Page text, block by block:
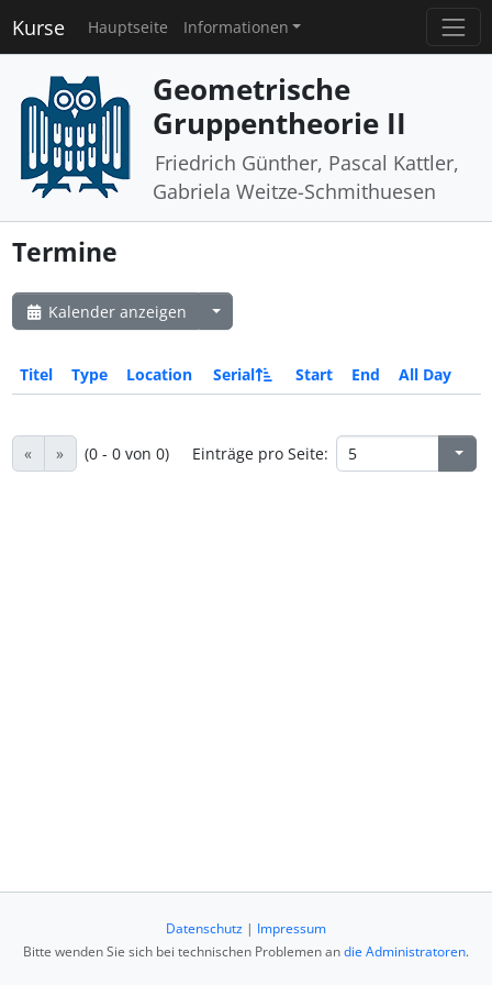
Kurse Hauptseite Informationen
Geometrische
Gruppentheorie II
Friedrich Günther, Pascal Kattler,
Gabriela Weitze-Schmithuesen
Termine
Kalender anzeigen
Titel Type Location Serial Start End All Day
« » (0 - 0 von 0) Einträge pro Seite:
Datenschutz | Impressum
Bitte wenden Sie sich bei technischen Problemen andie Administratoren.